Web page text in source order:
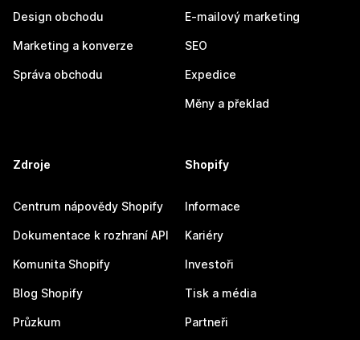
Design obchodu
Marketing a konverze
Správa obchodu
E-mailový marketing
SEO
Expedice
Měny a překlad
Zdroje
Centrum nápovědy Shopify
Dokumentace k rozhraní API
Komunita Shopify
Blog Shopify
Průzkum
Shopify
Informace
Kariéry
Investoři
Tisk a média
Partneři